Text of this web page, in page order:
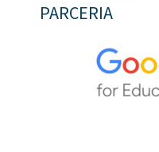
PARCERIA